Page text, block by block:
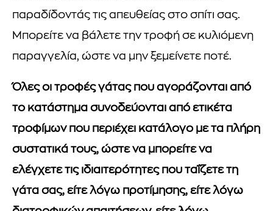
παραδίδοντάς τις απευθείας στο σπίτι σας.
Μπορείτε να βάλετε την τροφή σε κυλιόμενη
παραγγελία, ώστε να μην ξεμείνετε ποτέ.
Όλες οι τροφές γάτας που αγοράζονται από
το κατάστημα συνοδεύονται από ετικέτα
τροφίμων που περιέχει κατάλογο με τα πλήρη
συστατικά τους, ώστε να μπορείτε να
ελέγχετε τις ιδιαιτερότητες που ταΐζετε τη
γάτα σας, είτε λόγω προτίμησης, είτε λόγω